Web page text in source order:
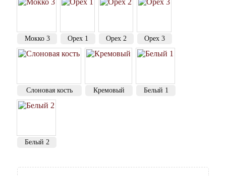
Мокко 3 Орех 1 Орех 2 Орех 3
Слоновая кость Кремовый Белый 1
Белый 2